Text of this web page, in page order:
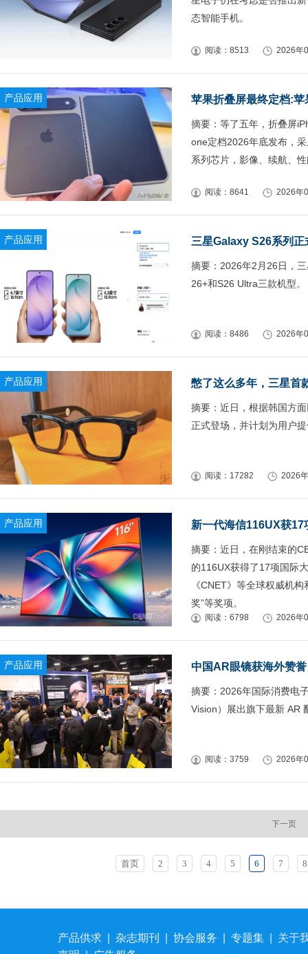
态智能手机。
阅读：8513 2026年
产品应用 苹果折叠屏最终定档:
摘要：等了五年，折叠屏
one定档2026年底发布，
系列芯片，影像、续航、
阅读：8641 2026年
产品应用 三星Galaxy S26系列
摘要：2026年2月26日，
26+和S26 Ultra三款机型。
阅读：8486 2026年
产品应用 憋了这么多年，三星首
摘要：近日，根据韩国方
正式登场，并计划为用户
阅读：17282 2026
产品应用 新一代海信116UX获
摘要：近日，在刚结束的
的116UX获得了17项国际
《CNET》等全球权威机
奖”等奖项。
阅读：6798 2026年
产品应用 中国AR眼镜获海外赞
摘要：2026年国际消费电
Vision）展出旗下最新 AR
阅读：3759 2026年
下一页
首页 2 3 4 5 6 7 8
产品供求 杂志期刊 协会服务 专题集
关于